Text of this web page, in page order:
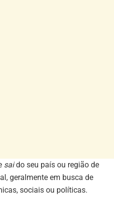
saido seu país ou região de
geralmente em busca de
sociais ou políticas.